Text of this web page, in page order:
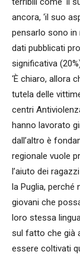
ancora, ‘il suo
pensarlo sono in
dati pubblicati
significativa
‘È chiaro, allora
tutela delle
centri
hanno lavorato
dall’altro è
regionale vuole
l’aiuto dei
la Puglia, perché
giovani che
loro stessa
sul fatto che già
essere coltivati